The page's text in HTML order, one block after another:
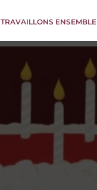
TRAVAILLONS ENSEMBLE